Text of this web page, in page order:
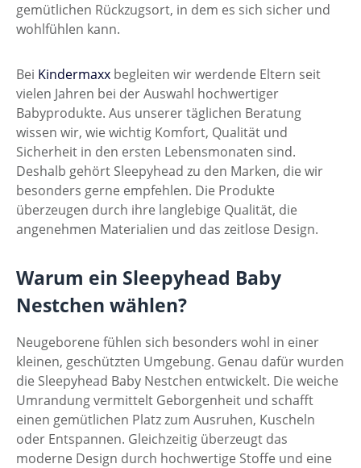
gemütlichen Rückzugsort, in dem es sich sicher und
wohlfühlen kann.
Bei Kindermaxx begleiten wir werdende Eltern seit
vielen Jahren bei der Auswahl hochwertiger
Babyprodukte. Aus unserer täglichen Beratung
wissen wir, wie wichtig Komfort, Qualität und
Sicherheit in den ersten Lebensmonaten sind.
Deshalb gehört Sleepyhead zu den Marken, die wir
besonders gerne empfehlen. Die Produkte
überzeugen durch ihre langlebige Qualität, die
angenehmen Materialien und das zeitlose Design.
Warum ein Sleepyhead Baby
Nestchen wählen?
Neugeborene fühlen sich besonders wohl in einer
kleinen, geschützten Umgebung. Genau dafür wurden
die Sleepyhead Baby Nestchen entwickelt. Die weiche
Umrandung vermittelt Geborgenheit und schafft
einen gemütlichen Platz zum Ausruhen, Kuscheln
oder Entspannen. Gleichzeitig überzeugt das
moderne Design durch hochwertige Stoffe und eine